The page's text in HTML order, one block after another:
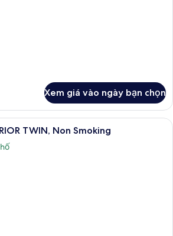
Xem giá vào ngày bạn chọn
Bộ đồ giường cao cấp, chăn bông,
TWIN, Non Smoking